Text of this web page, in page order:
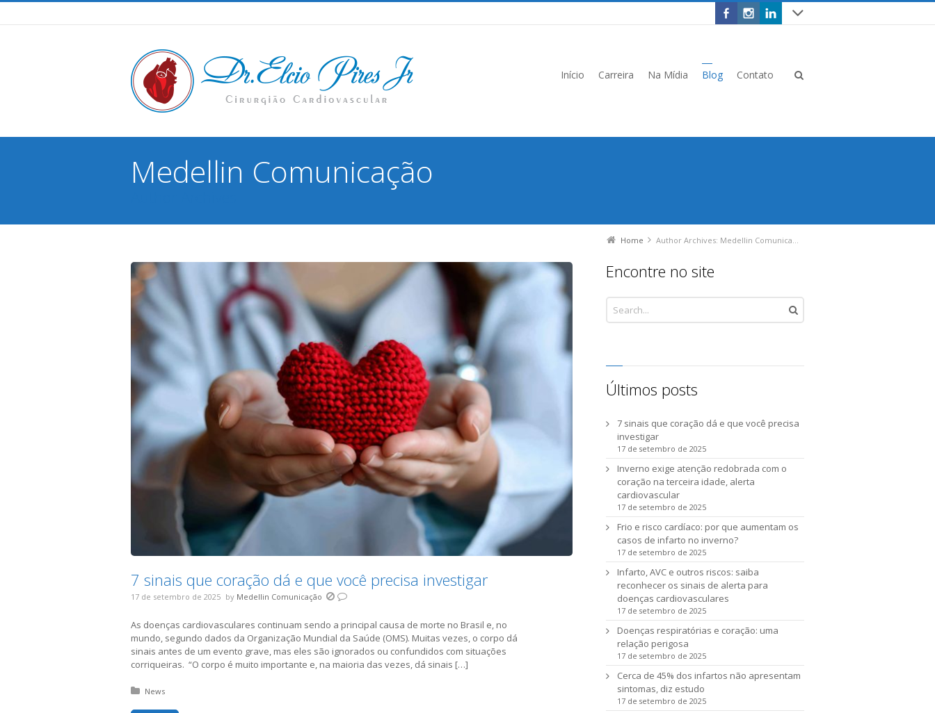
Início Carreira Na Mídia Blog Contato
Medellin Comunicação
Home Author Archives: Medellin Comunicação
7 sinais que coração dá e que você precisa investigar
17 de setembro de 2025 by Medellin Comunicação
As doenças cardiovasculares continuam sendo a principal causa de morte no Brasil e, no
mundo, segundo dados da Organização Mundial da Saúde (OMS). Muitas vezes, o corpo dá
sinais antes de um evento grave, mas eles são ignorados ou confundidos com situações
corriqueiras. “O corpo é muito importante e, na maioria das vezes, dá sinais […]
Posted in:
News
Encontre no site
Últimos posts
7 sinais que coração dá e que você precisa
investigar
17 de setembro de 2025
Inverno exige atenção redobrada com o
coração na terceira idade, alerta
cardiovascular
17 de setembro de 2025
Frio e risco cardíaco: por que aumentam os
casos de infarto no inverno?
17 de setembro de 2025
Infarto, AVC e outros riscos: saiba
reconhecer os sinais de alerta para
doenças cardiovasculares
17 de setembro de 2025
Doenças respiratórias e coração: uma
relação perigosa
17 de setembro de 2025
Cerca de 45% dos infartos não apresentam
sintomas, diz estudo
17 de setembro de 2025